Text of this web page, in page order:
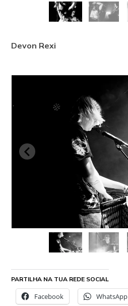
Devon Rexi
PARTILHA NA TUA REDE SOCIAL
Facebook WhatsApp